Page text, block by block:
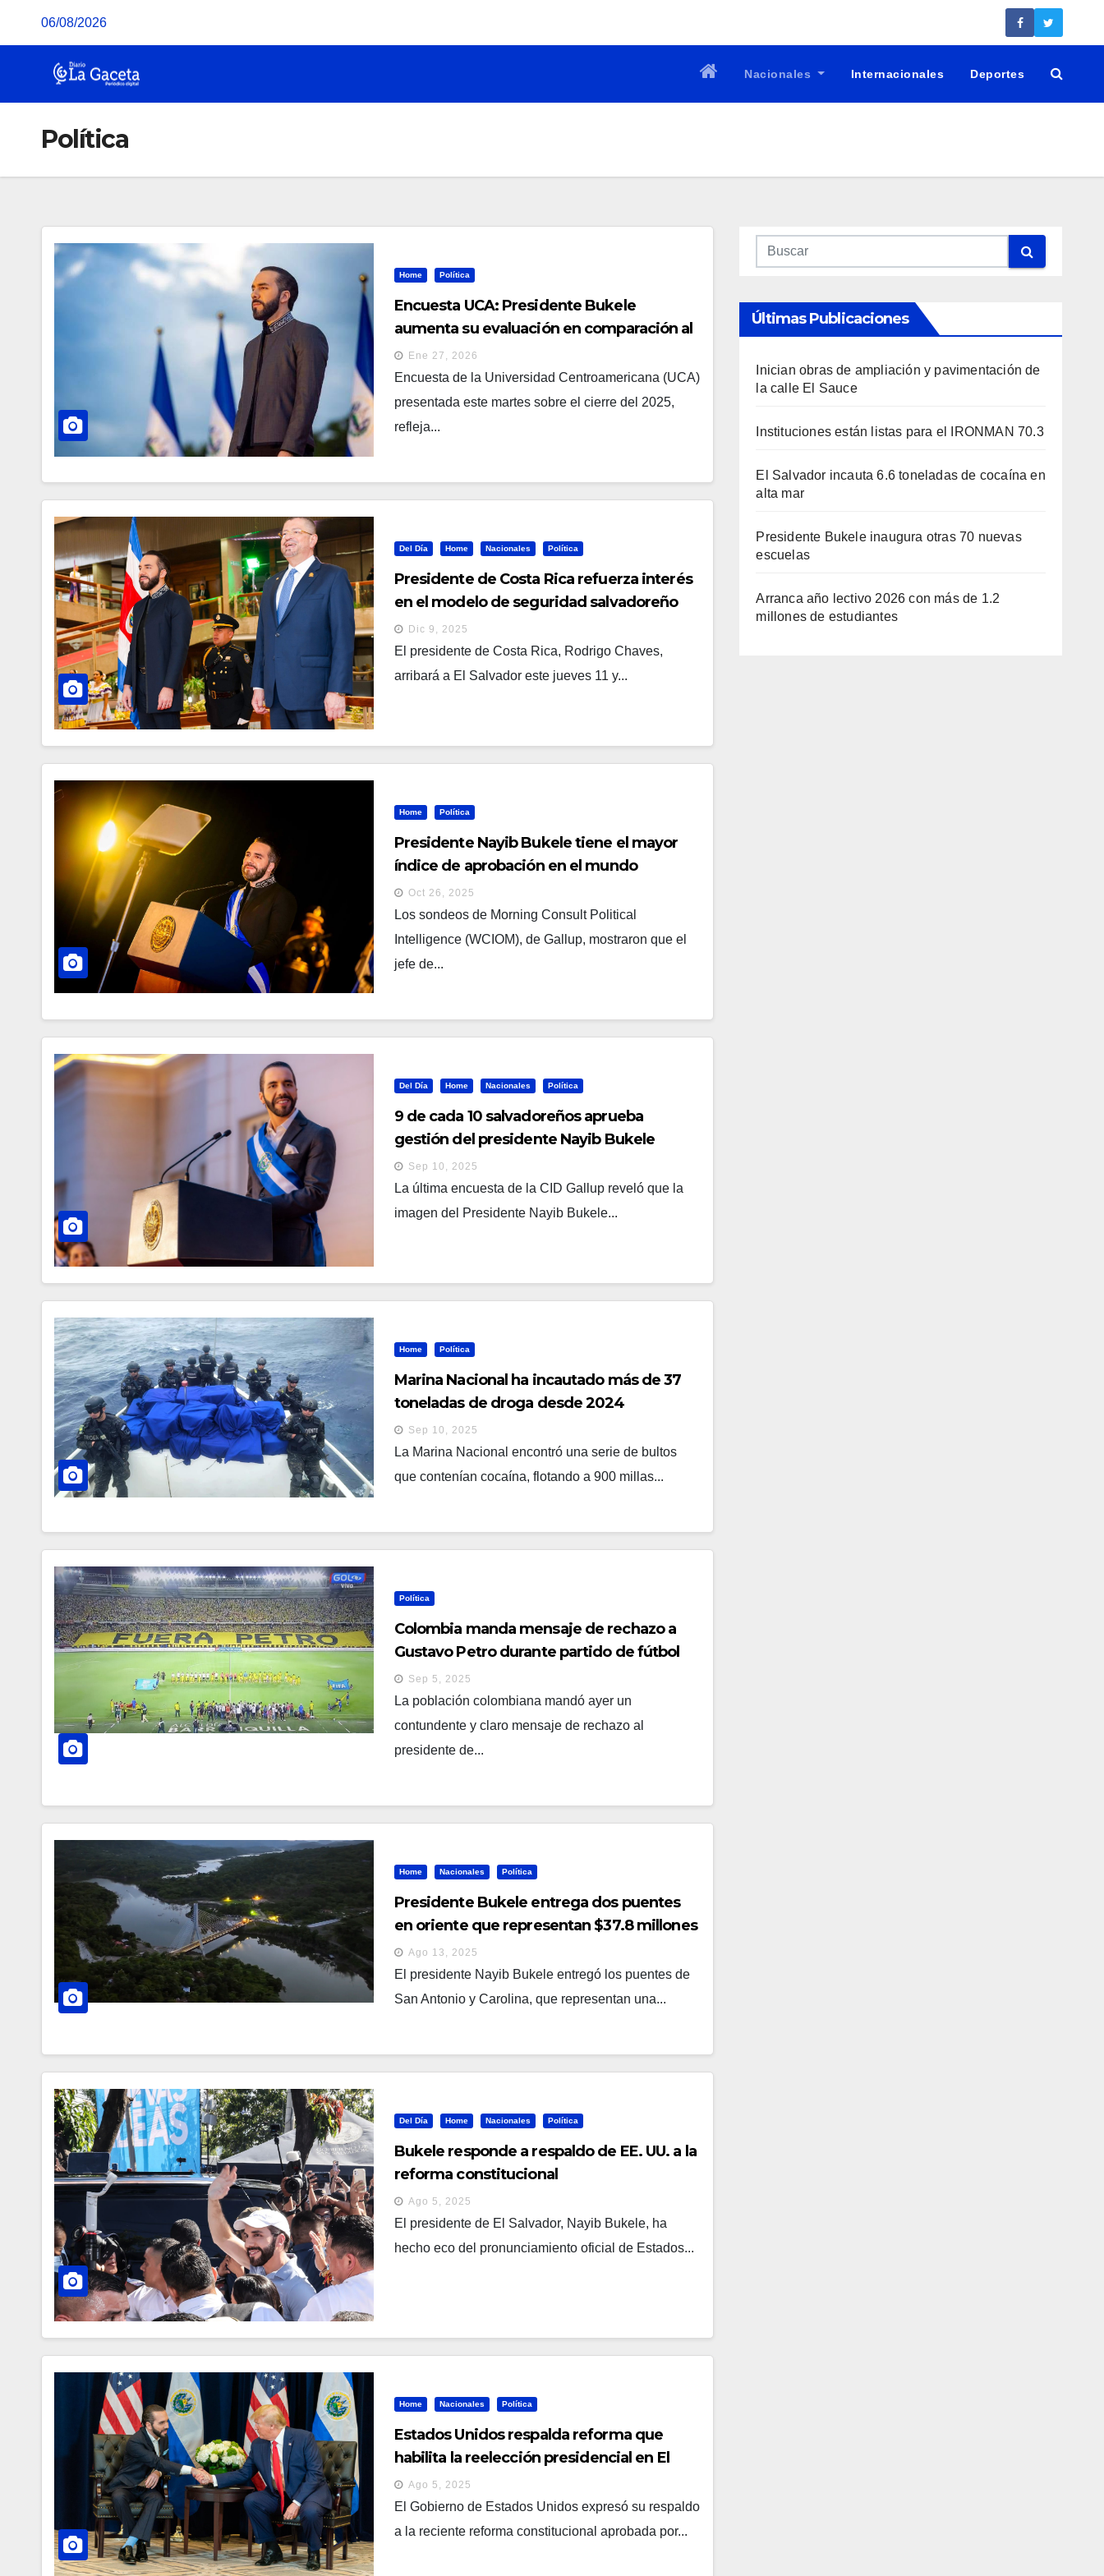
06/08/2026
Nacionales Internacionales Deportes
Política
Home Política
Encuesta UCA: Presidente Bukele
aumenta su evaluación en comparación al
sexto año de gestión
Ene 27, 2026
Encuesta de la Universidad Centroamericana (UCA)
presentada este martes sobre el cierre del 2025,
refleja...
Del Día Home Nacionales Política
Presidente de Costa Rica refuerza interés
en el modelo de seguridad salvadoreño
con visita al CECOT
Dic 9, 2025
El presidente de Costa Rica, Rodrigo Chaves,
arribará a El Salvador este jueves 11 y...
Home Política
Presidente Nayib Bukele tiene el mayor
índice de aprobación en el mundo
Oct 26, 2025
Los sondeos de Morning Consult Political
Intelligence (WCIOM), de Gallup, mostraron que el
jefe de...
Del Día Home Nacionales Política
9 de cada 10 salvadoreños aprueba
gestión del presidente Nayib Bukele
Sep 10, 2025
La última encuesta de la CID Gallup reveló que la
imagen del Presidente Nayib Bukele...
Home Política
Marina Nacional ha incautado más de 37
toneladas de droga desde 2024
Sep 10, 2025
La Marina Nacional encontró una serie de bultos
que contenían cocaína, flotando a 900 millas...
Política
Colombia manda mensaje de rechazo a
Gustavo Petro durante partido de fútbol
Sep 5, 2025
La población colombiana mandó ayer un
contundente y claro mensaje de rechazo al
presidente de...
Home Nacionales Política
Presidente Bukele entrega dos puentes
en oriente que representan $37.8 millones
en inversión
Ago 13, 2025
El presidente Nayib Bukele entregó los puentes de
San Antonio y Carolina, que representan una...
Del Día Home Nacionales Política
Bukele responde a respaldo de EE. UU. a la
reforma constitucional
Ago 5, 2025
El presidente de El Salvador, Nayib Bukele, ha
hecho eco del pronunciamiento oficial de Estados...
Home Nacionales Política
Estados Unidos respalda reforma que
habilita la reelección presidencial en El
Salvador
Ago 5, 2025
El Gobierno de Estados Unidos expresó su respaldo
a la reciente reforma constitucional aprobada por...
Últimas Publicaciones
Inician obras de ampliación y pavimentación de
la calle El Sauce
Instituciones están listas para el IRONMAN 70.3
El Salvador incauta 6.6 toneladas de cocaína en
alta mar
Presidente Bukele inaugura otras 70 nuevas
escuelas
Arranca año lectivo 2026 con más de 1.2
millones de estudiantes